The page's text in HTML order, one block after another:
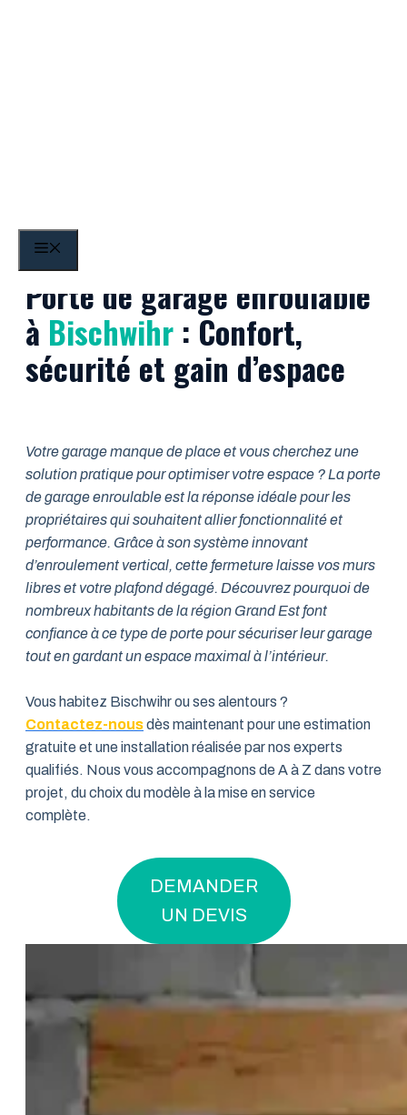
Porte de garage enroulable
à Bischwihr : Confort,
sécurité et gain d’espace
Votre garage manque de place et vous cherchez une
solution pratique pour optimiser votre espace ? La porte
de garage enroulable est la réponse idéale pour les
propriétaires qui souhaitent allier fonctionnalité et
performance. Grâce à son système innovant
d’enroulement vertical, cette fermeture laisse vos murs
libres et votre plafond dégagé. Découvrez pourquoi de
nombreux habitants de la région Grand Est font
confiance à ce type de porte pour sécuriser leur garage
tout en gardant un espace maximal à l’intérieur.
Vous habitez Bischwihr ou ses alentours ?
Contactez-nousdès maintenant pour une estimation
gratuite et une installation réalisée par nos experts
qualifiés. Nous vous accompagnons de A à Z dans votre
projet, du choix du modèle à la mise en service
complète.
DEMANDER
UN DEVIS